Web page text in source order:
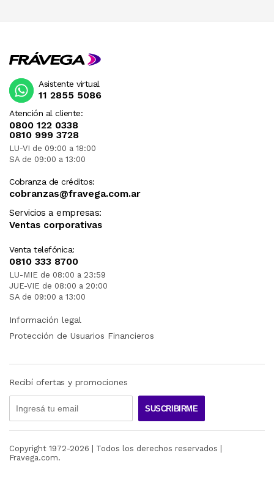
Atención al cliente:
0800 122 0338
0810 999 3728
LU-VI de 09:00 a 18:00
SA de 09:00 a 13:00
Cobranza de créditos:
cobranzas@fravega.com.ar
Servicios a empresas:
Ventas corporativas
Venta telefónica:
0810 333 8700
LU-MIE de 08:00 a 23:59
JUE-VIE de 08:00 a 20:00
SA de 09:00 a 13:00
Asistente virtual
11 2855 5086
Información legal
Protección de Usuarios Financieros
Recibí ofertas y promociones
SUSCRIBIRME
Copyright 1972-2026 | Todos los derechos reservados |
Fravega.com.